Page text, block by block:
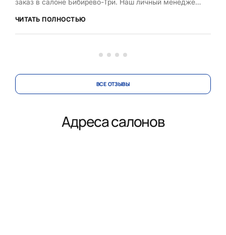
заказ в салоне Бибирево-Три. Наш личный менеджер
оптимальный проект, исходя из маленькой площади
ЧИТАТЬ ПОЛНОСТЬЮ
ВСЕ ОТЗЫВЫ
Адреса салонов